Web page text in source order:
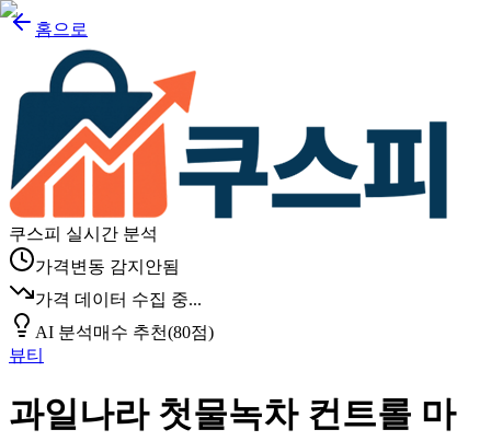
홈으로
쿠스피 실시간 분석
가격변동 감지안됨
가격 데이터 수집 중...
AI 분석매수 추천(80점)
뷰티
과일나라 첫물녹차 컨트롤 마